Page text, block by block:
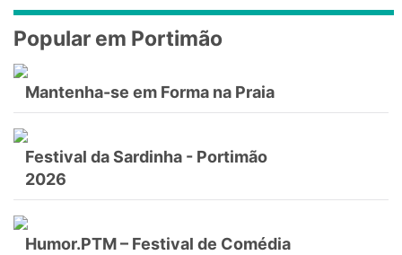
Popular em Portimão
Mantenha-se em Forma na Praia
Festival da Sardinha - Portimão
2026
Humor.PTM – Festival de Comédia